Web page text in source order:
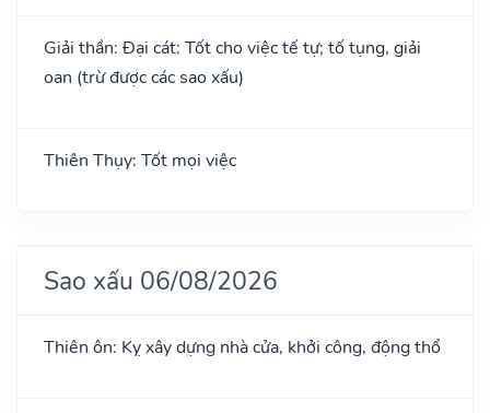
Giải thần: Đại cát: Tốt cho việc tế tự; tố tụng, giải
oan (trừ được các sao xấu)
Thiên Thụy: Tốt mọi việc
Sao xấu 06/08/2026
Thiên ôn: Kỵ xây dựng nhà cửa, khởi công, động thổ